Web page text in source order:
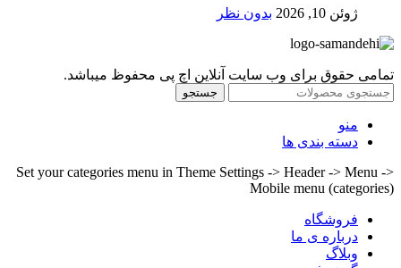
ژوئن 10, 2026 بدون نظر
تمامی حقوق برای وب سایت آنلاین اچ پی محفوظ میباشد.
جستجو
منو
دسته بندی ها
Set your categories menu in Theme Settings -> Header -> Menu ->
Mobile menu (categories)
فروشگاه
درباره ی ما
وبلاگ